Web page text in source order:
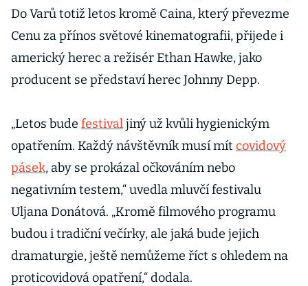
Do Varů totiž letos kromě Caina, který převezme
Cenu za přínos světové kinematografii, přijede i
americký herec a režisér Ethan Hawke, jako
producent se představí herec Johnny Depp.
„Letos bude festivaljiný už kvůli hygienickým
opatřením. Každý návštěvník musí mít covidový
pásek, aby se prokázal očkováním nebo
negativním testem,“ uvedla mluvčí festivalu
Uljana Donátová. „Kromě filmového programu
budou i tradiční večírky, ale jaká bude jejich
dramaturgie, ještě nemůžeme říct s ohledem na
proticovidová opatření,“ dodala.